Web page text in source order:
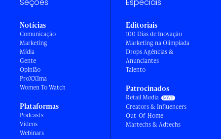
Notícias
Comunicação
Marketing
Mídia
Gente
Opinião
ProXXIma
Women To Watch
Plataformas
Podcasts
Vídeos
Webinars
Editoriais
100 Dias de Inovação
Marketing na Olimpíada
Drops Agências &
Anunciantes
Talento
Patrocinados
Retail Media
Creators & Influencers
Out-Of-Home
Martechs & Adtechs